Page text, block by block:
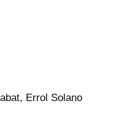
Errol Solano